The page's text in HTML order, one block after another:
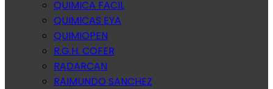
QUIMICA FACIL
QUIMICAS EYA
QUIMIOPEN
R.G.H. COFER
RADARCAN
RAIMUNDO SANCHEZ